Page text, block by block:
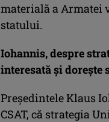
materială a Armatei
statului.
Iohannis, despre
interesată şi doreşte
Preşedintele Klaus
CSAT, că strategia